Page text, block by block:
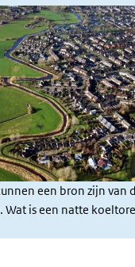
een bron zijn van
is een natte